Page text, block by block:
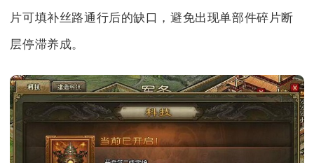
片可填补丝路通行后的缺口，避免出现单部件碎片断
层停滞养成。